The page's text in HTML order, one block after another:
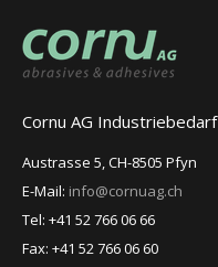
Cornu AG Industriebedarf
Austrasse 5, CH-8505 Pfyn
E-Mail: info@cornuag.ch
Tel: +41 52 766 06 66
Fax: +41 52 766 06 60